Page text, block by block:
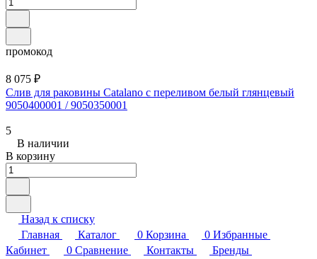
промокод
8 075 ₽
Слив для раковины Catalano с переливом белый глянцевый
9050400001 / 9050350001
5
В наличии
В корзину
Назад к списку
Главная
Каталог 0 Корзина 0 Избранные
Кабинет
0 Сравнение Контакты
Бренды